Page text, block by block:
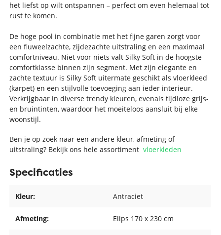
het liefst op wilt ontspannen – perfect om even helemaal tot
rust te komen.
De hoge pool in combinatie met het fijne garen zorgt voor
een fluweelzachte, zijdezachte uitstraling en een maximaal
comfortniveau. Niet voor niets valt Silky Soft in de hoogste
comfortklasse binnen zijn segment. Met zijn elegante en
zachte textuur is Silky Soft uitermate geschikt als vloerkleed
(karpet) en een stijlvolle toevoeging aan ieder interieur.
Verkrijgbaar in diverse trendy kleuren, evenals tijdloze grijs-
en bruintinten, waardoor het moeiteloos aansluit bij elke
woonstijl.
Ben je op zoek naar een andere kleur, afmeting of
uitstraling? Bekijk ons hele assortimentvloerkleden
Specificaties
Kleur: Antraciet
Afmeting: Elips 170 x 230 cm